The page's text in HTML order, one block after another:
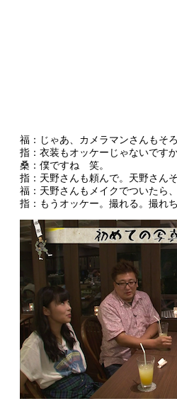
福：じゃあ、カメラマンさんもそろ
指：衣装もオッケーじゃないです
桑：僕ですね 笑。
指：天野さんも頼んで。天野さん
福：天野さんもメイクでついたら、
指：もうオッケー。撮れる。撮れ